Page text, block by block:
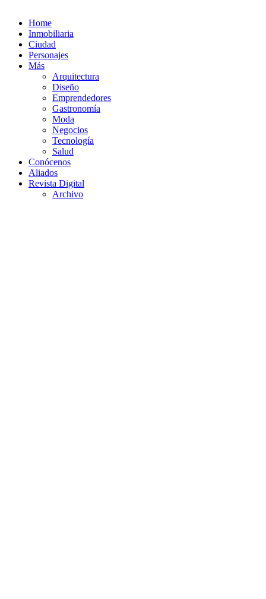
Home
Inmobiliaria
Ciudad
Personajes
Más
Arquitectura
Diseño
Emprendedores
Gastronomía
Moda
Negocios
Tecnología
Salud
Conócenos
Aliados
Revista Digital
Archivo